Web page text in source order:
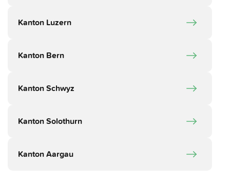
Kanton Luzern
Kanton Bern
Kanton Schwyz
Kanton Solothurn
Kanton Aargau